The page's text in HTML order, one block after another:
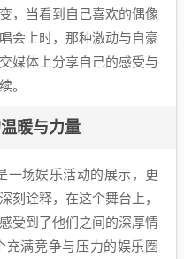
，当看到自己喜欢的偶像
会上时，那种激动与自豪
媒体上分享自己的感受与
。
暖与力量
一场娱乐活动的展示，更
刻诠释，在这个舞台上，
受到了他们之间的深厚情
满竞争与压力的娱乐圈